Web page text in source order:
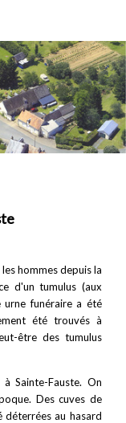
hommes depuis la
d'un tumulus (aux
urne funéraire a été
été trouvés à
être des tumulus
Sainte-Fauste. On
Des cuves de
déterrées au hasard